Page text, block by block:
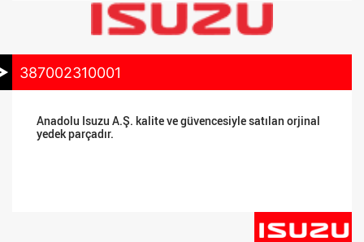
387002310001
Anadolu Isuzu A.Ş. kalite ve güvencesiyle satılan orjinal
yedek parçadır.